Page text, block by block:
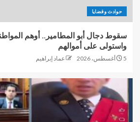
حوادث وقضايا
سقوط دجال أبو المطامير.. أوهم
واستولى على أموالهم
5 أغسطس، 2026 عماد إبراهيم